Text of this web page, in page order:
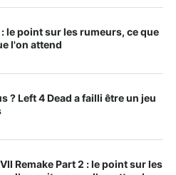
: le point sur les rumeurs, ce que
l'on attend
? Left 4 Dead a failli être un jeu
Remake Part 2 : le point sur les